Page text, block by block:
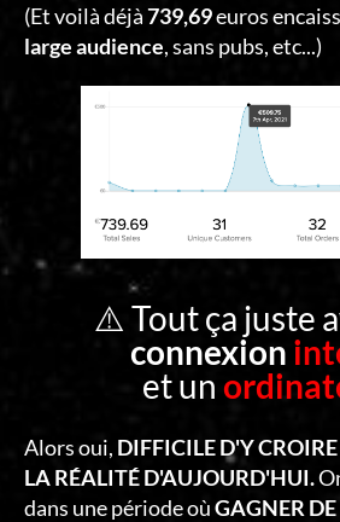
(Et voilà déjà739,69euros
large audience, sans pubs, etc...)
⚠️ Tout ça juste
connexion
et un
Alors oui, DIFFICILE D'Y CROIRE
LA RÉALITÉ D'AUJOURD'HUI.
dans une période oùGAGNER